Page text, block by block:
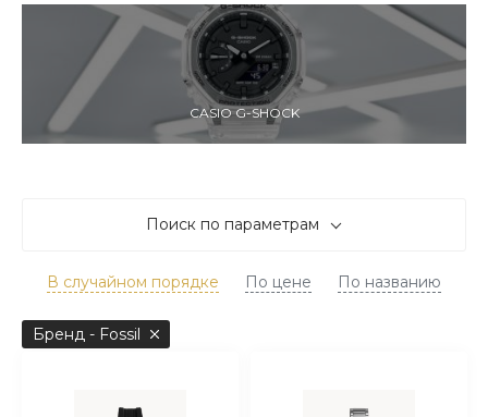
CASIO G-SHOCK
Поиск по параметрам
В случайном порядке По цене По названию
Бренд - Fossil